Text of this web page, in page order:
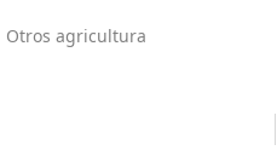
Otros agricultura